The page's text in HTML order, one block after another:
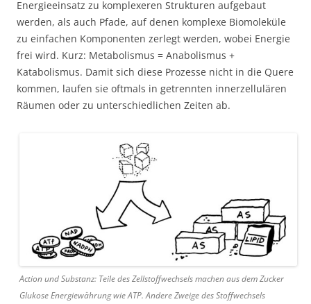
Energieeinsatz zu komplexeren Strukturen aufgebaut
werden, als auch Pfade, auf denen komplexe Biomoleküle
zu einfachen Komponenten zerlegt werden, wobei Energie
frei wird. Kurz: Metabolismus = Anabolismus +
Katabolismus. Damit sich diese Prozesse nicht in die Quere
kommen, laufen sie oftmals in getrennten innerzellulären
Räumen oder zu unterschiedlichen Zeiten ab.
Action und Substanz: Teile des Zellstoffwechsels machen aus dem Zucker
Glukose Energiewährung wie ATP. Andere Zweige des Stoffwechsels